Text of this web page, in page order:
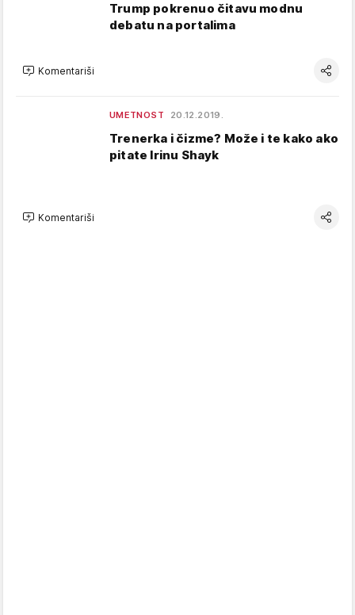
Trump pokrenuo čitavu modnu
debatu na portalima
Komentariši
UMETNOST 20.12.2019.
Trenerka i čizme? Može i te kako ako
pitate Irinu Shayk
Komentariši